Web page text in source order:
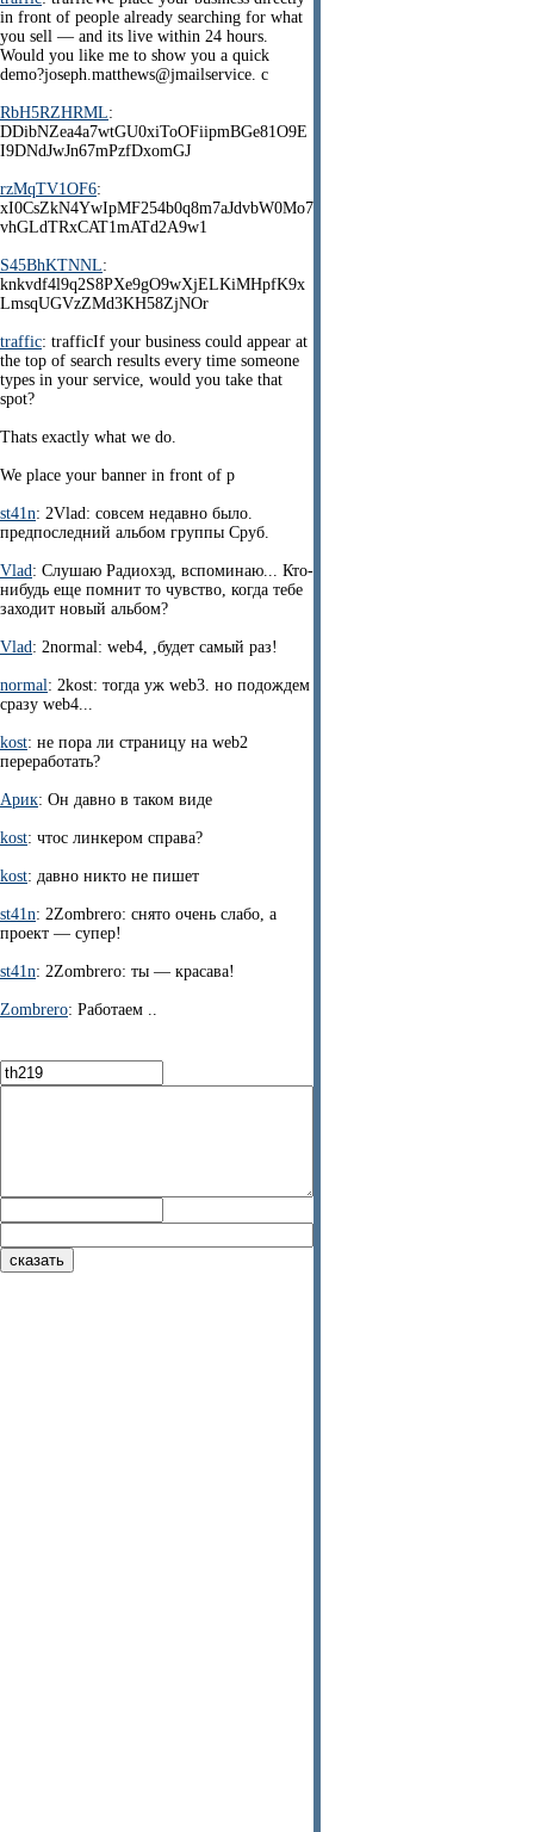
in front of people already searching for what
you sell — and its live within 24 hours.
Would you like me to show you a quick
demo?joseph.matthews@jmailservice. c
RbH5RZHRML:
DDibNZea4a7wtGU0xiToOFiipmBGe81O9E
I9DNdJwJn67mPzfDxomGJ
rzMqTV1OF6:
xI0CsZkN4YwIpMF254b0q8m7aJdvbW0Mo7
vhGLdTRxCAT1mATd2A9w1
S45BhKTNNL:
knkvdf4l9q2S8PXe9gO9wXjELKiMHpfK9x
LmsqUGVzZMd3KH58ZjNOr
traffic: trafficIf your business could appear at
the top of search results every time someone
types in your service, would you take that
spot?
Thats exactly what we do.
We place your banner in front of p
st41n: 2Vlad: совсем недавно было.
предпоследний альбом группы Сруб.
Vlad: Слушаю Радиохэд, вспоминаю... Кто-
нибудь еще помнит то чувство, когда тебе
заходит новый альбом?
Vlad: 2normal: web4, ,будет самый раз!
normal: 2kost: тогда уж web3. но подождем
сразу web4...
kost: не пора ли страницу на web2
переработать?
Арик: Он давно в таком виде
kost: чтос линкером справа?
kost: давно никто не пишет
st41n: 2Zombrero: снято очень слабо, а
проект — супер!
st41n: 2Zombrero: ты — красава!
Zombrero: Работаем ..